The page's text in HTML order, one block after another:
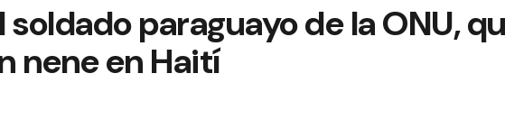
paraguayo de la ONU,
nene en Haití